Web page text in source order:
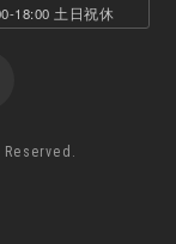
18:00 土日祝休